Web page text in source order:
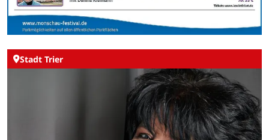
Stadt Trier